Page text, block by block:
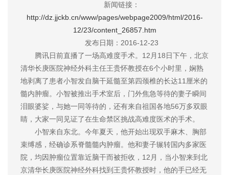
新闻链接：
http://dz.jjckb.cn/www/pages/webpage2009/html/2016-
12/23/content_26857.htm
发布日期：2016-12-23
腾讯日前直播了一场高难度手术。12月18日下午，北京
清华长庚医院神经外科主任王贵怀教授在6个小时里，娴熟
地剥离了患者小智发自脑干延髓至第四颈椎的长达11厘米的
髓内肿瘤。小智被推出手术室后，门外焦急等待的妻子瞬间
泪眼婆娑，与她一同等待的，还有来自祖国各地56万多双眼
睛，大家一同见证了在生命禁区挑战高难度医术的手术。
小智来自东北。今年夏天，他开始出现双手麻木、胸部
束缚感，经确诊系脊髓髓内肿瘤。他和妻子辗转国内多家医
院，均因肿瘤位置靠近脑干而被拒收，12月，当小智来到北
京清华长庚医院神经外科找到王贵怀教授时，他的手已经无